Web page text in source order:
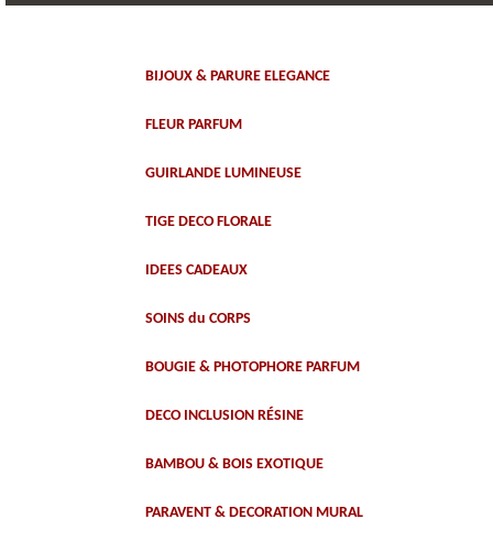
BIJOUX & PARURE ELEGANCE
FLEUR PARFUM
GUIRLANDE LUMINEUSE
TIGE DECO FLORALE
IDEES CADEAUX
SOINS du CORPS
BOUGIE & PHOTOPHORE PARFUM
DECO INCLUSION RÉSINE
BAMBOU & BOIS EXOTIQUE
PARAVENT & DECORATION MURAL